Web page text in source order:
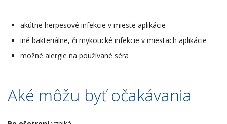
akútne herpesové infekcie v mieste aplikácie
iné bakteriálne, či mykotické infekcie v miestach aplikácie
možné alergie na používané séra
Aké môžu byť očakávania